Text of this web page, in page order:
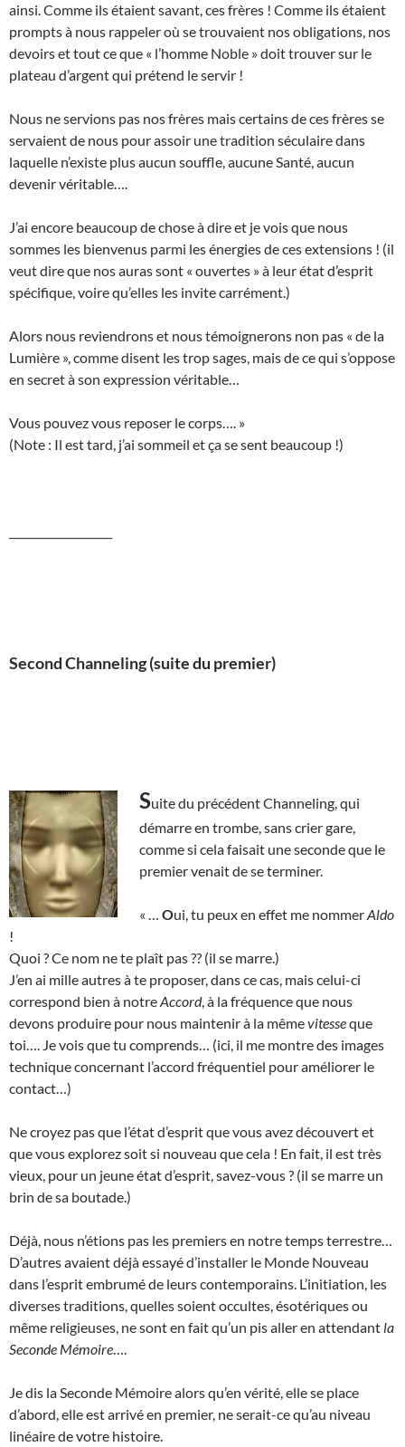
ainsi. Comme ils étaient savant, ces frères ! Comme ils étaient
prompts à nous rappeler où se trouvaient nos obligations, nos
devoirs et tout ce que « l’homme Noble » doit trouver sur le
plateau d’argent qui prétend le servir !
Nous ne servions pas nos frères mais certains de ces frères se
servaient de nous pour assoir une tradition séculaire dans
laquelle n’existe plus aucun souffle, aucune Santé, aucun
devenir véritable….
J’ai encore beaucoup de chose à dire et je vois que nous
sommes les bienvenus parmi les énergies de ces extensions ! (il
veut dire que nos auras sont « ouvertes » à leur état d’esprit
spécifique, voire qu’elles les invite carrément.)
Alors nous reviendrons et nous témoignerons non pas « de la
Lumière », comme disent les trop sages, mais de ce qui s’oppose
en secret à son expression véritable…
Vous pouvez vous reposer le corps…. »
(Note : Il est tard, j’ai sommeil et ça se sent beaucoup !)
Second Channeling (suite du premier)
Suite du précédent Channeling, qui
démarre en trombe, sans crier gare,
comme si cela faisait une seconde que le
premier venait de se terminer.
« … Oui, tu peux en effet me nommerAldo
!
Quoi ? Ce nom ne te plaît pas ?? (il se marre.)
J’en ai mille autres à te proposer, dans ce cas, mais celui-ci
correspond bien à notreAccord, à la fréquence que nous
devons produire pour nous maintenir à la mêmevitesseque
toi…. Je vois que tu comprends… (ici, il me montre des images
technique concernant l’accord fréquentiel pour améliorer le
contact…)
Ne croyez pas que l’état d’esprit que vous avez découvert et
que vous explorez soit si nouveau que cela ! En fait, il est très
vieux, pour un jeune état d’esprit, savez-vous ? (il se marre un
brin de sa boutade.)
Déjà, nous n’étions pas les premiers en notre temps terrestre…
D’autres avaient déjà essayé d’installer le Monde Nouveau
dans l’esprit embrumé de leurs contemporains. L’initiation, les
diverses traditions, quelles soient occultes, ésotériques ou
même religieuses, ne sont en fait qu’un pis aller en attendant la
Seconde Mémoire
Je dis la Seconde Mémoire alors qu’en vérité, elle se place
d’abord, elle est arrivé en premier, ne serait-ce qu’au niveau
linéaire de votre histoire.